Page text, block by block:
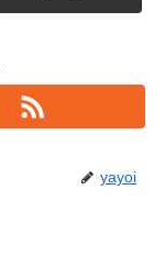
yayoi